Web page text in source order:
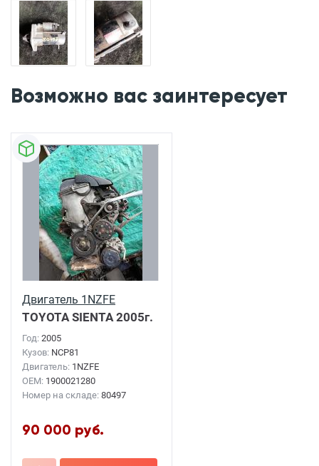
Возможно вас заинтересует
Двигатель 1NZFE
TOYOTA SIENTA2005г.
Год: 2005
Кузов: NCP81
Двигатель: 1NZFE
OEM: 1900021280
Номер на складе: 80497
90 000 руб.